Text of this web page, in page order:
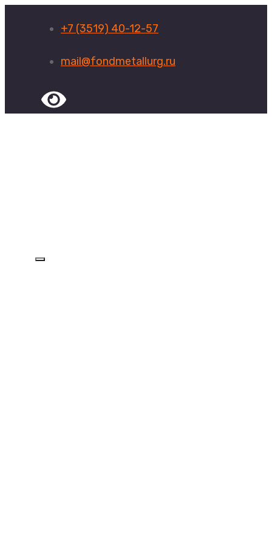
+7 (3519) 40-12-57
mail@fondmetallurg.ru